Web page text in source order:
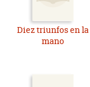
Diez triunfos en la
mano